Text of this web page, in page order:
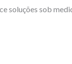
soluções sob